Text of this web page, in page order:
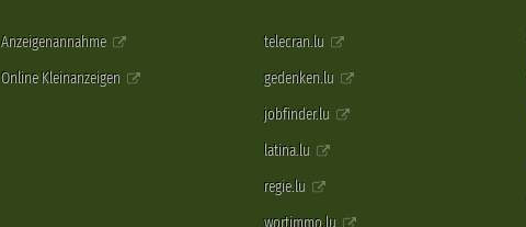
Anzeigenannahme
Online Kleinanzeigen
telecran.lu
gedenken.lu
jobfinder.lu
latina.lu
regie.lu